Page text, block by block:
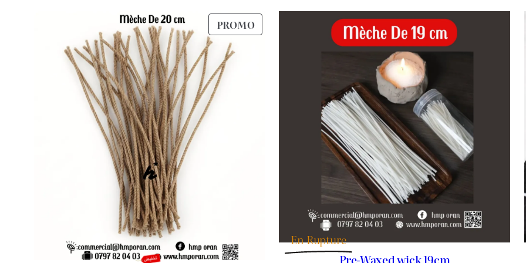
د.ج 1.100.
د.ج 65.
د.ج 60.
PROMOPRODUIT
EN
En Rupture
Pre-Waxed wick 19cm